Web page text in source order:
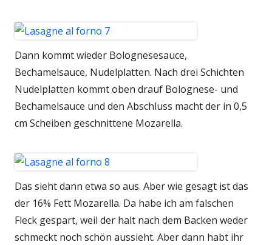
Dann kommt wieder Bolognesesauce,
Bechamelsauce, Nudelplatten. Nach drei Schichten
Nudelplatten kommt oben drauf Bolognese- und
Bechamelsauce und den Abschluss macht der in 0,5
cm Scheiben geschnittene Mozarella.
Das sieht dann etwa so aus. Aber wie gesagt ist das
der 16% Fett Mozarella. Da habe ich am falschen
Fleck gespart, weil der halt nach dem Backen weder
schmeckt noch schön aussieht. Aber dann habt ihr